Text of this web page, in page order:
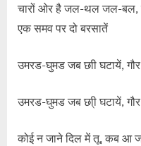
चारों ओर है जल-थल जल-बल,
एक समव पर दो बरसातें
उमरड-घुमड जब छाी घटायें,
उमरड-घुमड जब छा्ी घटायें,
कोई न जाने दिल में तू, कब आ